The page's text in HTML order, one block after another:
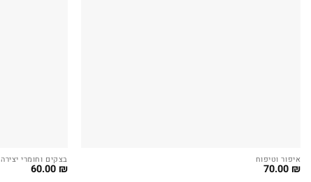
איפור וטיפוח
70.00 ₪
בצקים וחומרי יצירה
60.00 ₪